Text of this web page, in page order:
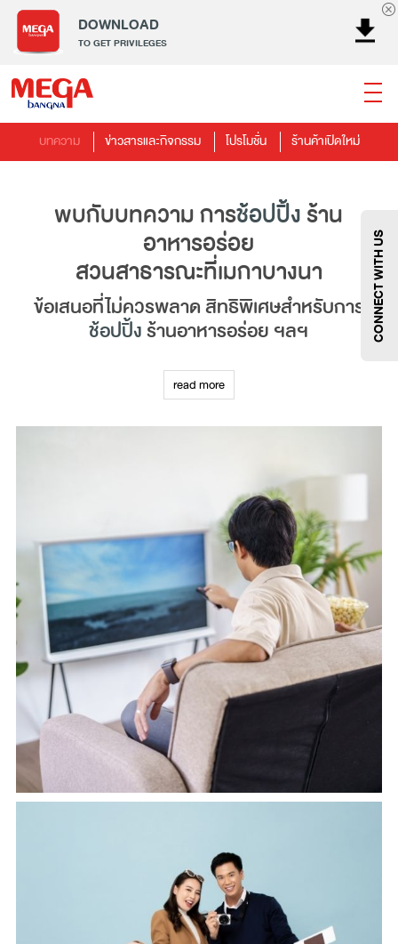
DOWNLOAD
TO GET PRIVILEGES
ธนาคาร ร้านอาหาร เอ็นเตอร์เทนเม้นท์
แฟชั่น
บริการ
เมกา สมาร์ท คิดส์ กีฬา
ซูเปอร์มาร์เก็ต
แกดเจ็ตและเทคโนโลยี
สุขภาพและความงาม
@Megabangna
CONNECT WITH US
บทความ ข่าวสารและกิจกรรม โปรโมชั่น ร้านค้าเปิดใหม่
พบกับบทความ การช้อปปิ้งร้าน
อาหารอร่อย
สวนสาธารณะที่เมกาบางนา
ข้อเสนอที่ไม่ควรพลาด สิทธิพิเศษสำหรับการ
ช้อปปิ้งร้านอาหารอร่อย ฯลฯ
แหล่งรวมบทความไลฟ์สไตล์ที่หลากหลาย ครอบคลุมทุก
ความสนใจ ไม่ว่าจะเป็นช้อปปิ้ง
สุขภาพร้านอาหารอร่อยที่เที่ยวสำหรับเด็กเทคโนโลยี และ
ติดตามข่าวสาร และโปรโมชั่นพิเศษศูนย์การค้าเมกาบางนา
ได้ที่
โทร:02-105-1000| อีเมล:
contactus@mega-
bangna.com
read more